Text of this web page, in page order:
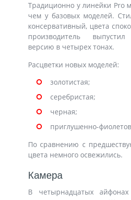
Традиционно у линейки Pro
чем у базовых моделей.
консервативный, цвета
производитель
версию в четырех тонах.
Расцветки новых моделей:
золотистая;
серебристая;
черная;
приглушенно-
По сравнению с
цвета немного освежились.
Камера
В четырнадцатых